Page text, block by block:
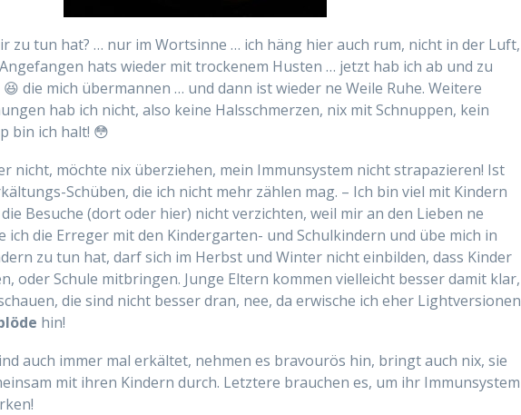
zu tun hat? … nur im Wortsinne … ich häng hier auch rum, nicht in der Luft,
hats wieder mit trockenem Husten … jetzt hab ich ab und zu
😆 die mich übermannen … und dann ist wieder ne Weile Ruhe. Weitere
hab ich nicht, also keine Halsschmerzen, nix mit Schnuppen, kein
bin ich halt! 😳
nicht, möchte nix überziehen, mein Immunsystem nicht strapazieren! Ist
Schüben, die ich nicht mehr zählen mag. – Ich bin viel mit Kindern
Besuche (dort oder hier) nicht verzichten, weil mir an den Lieben ne
ich die Erreger mit den Kindergarten- und Schulkindern und übe mich in
zu tun hat, darf sich im Herbst und Winter nicht einbilden, dass Kinder
oder Schule mitbringen. Junge Eltern kommen vielleicht besser damit klar,
die sind nicht besser dran, nee, da erwische ich eher Lightversionen
hin!
auch immer mal erkältet, nehmen es bravourös hin, bringt auch nix, sie
mit ihren Kindern durch. Letztere brauchen es, um ihr Immunsystem